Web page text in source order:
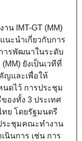
น IMT-GT (MM)
นะนำเกี่ยวกับการ
ารพัฒนาในระดับ
ยังเป็นเวทีที่
ญและเพื่อให้
ดไว้ การประชุม
องทั้ง 3 ประเทศ
ทย โดยรัฐมนตรี
ระชุมคณะทำงาน
นินการ เช่น การ